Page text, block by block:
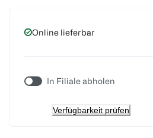
Online lieferbar
In Filiale abholen
Verfügbarkeit prüfen